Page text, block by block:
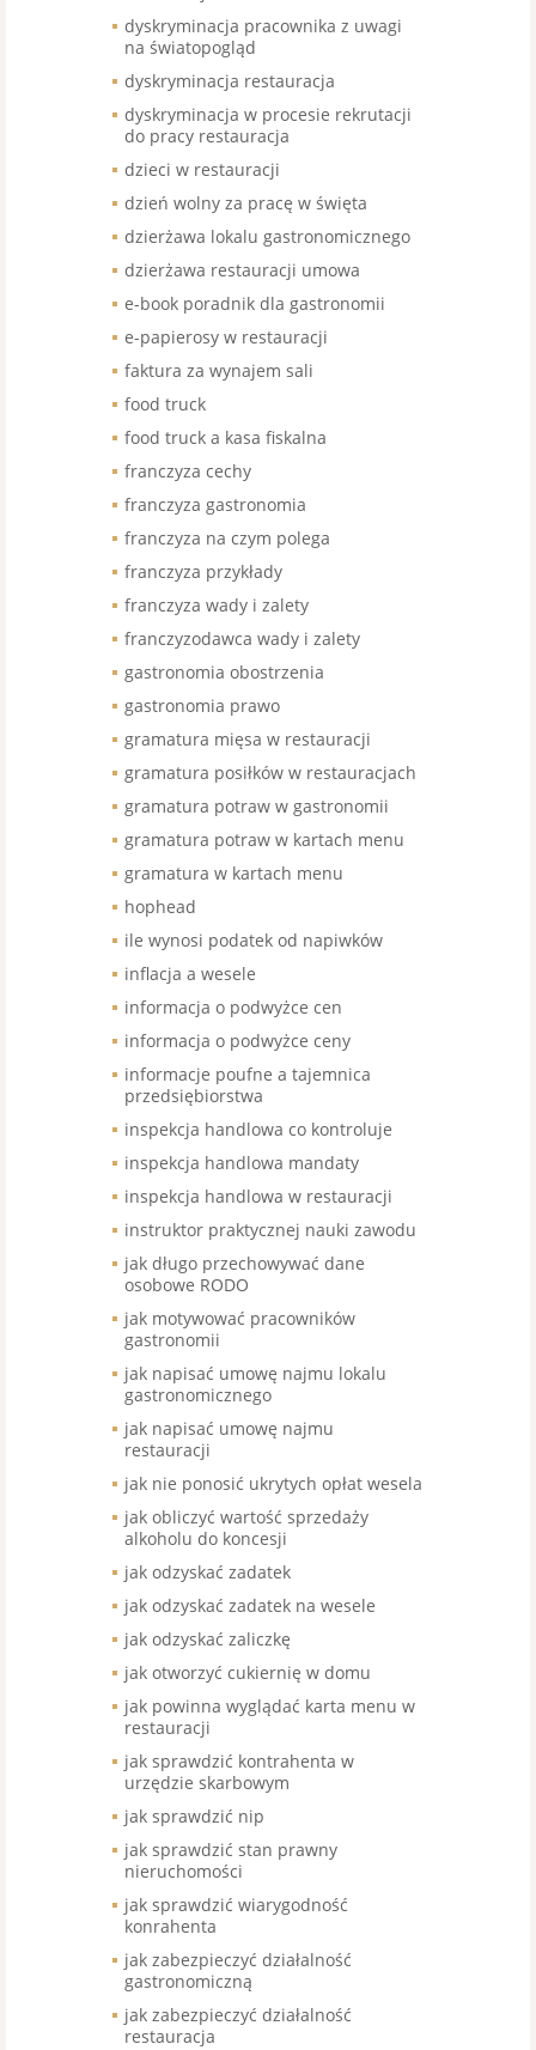
dyskryminacja pracownika z uwagi
na światopogląd
dyskryminacja restauracja
dyskryminacja w procesie rekrutacji
do pracy restauracja
dzieci w restauracji
dzień wolny za pracę w święta
dzierżawa lokalu gastronomicznego
dzierżawa restauracji umowa
e-book poradnik dla gastronomii
e-papierosy w restauracji
faktura za wynajem sali
food truck
food truck a kasa fiskalna
franczyza cechy
franczyza gastronomia
franczyza na czym polega
franczyza przykłady
franczyza wady i zalety
franczyzodawca wady i zalety
gastronomia obostrzenia
gastronomia prawo
gramatura mięsa w restauracji
gramatura posiłków w restauracjach
gramatura potraw w gastronomii
gramatura potraw w kartach menu
gramatura w kartach menu
hophead
ile wynosi podatek od napiwków
inflacja a wesele
informacja o podwyżce cen
informacja o podwyżce ceny
informacje poufne a tajemnica
przedsiębiorstwa
inspekcja handlowa co kontroluje
inspekcja handlowa mandaty
inspekcja handlowa w restauracji
instruktor praktycznej nauki zawodu
jak długo przechowywać dane
osobowe RODO
jak motywować pracowników
gastronomii
jak napisać umowę najmu lokalu
gastronomicznego
jak napisać umowę najmu
restauracji
jak nie ponosić ukrytych opłat wesela
jak obliczyć wartość sprzedaży
alkoholu do koncesji
jak odzyskać zadatek
jak odzyskać zadatek na wesele
jak odzyskać zaliczkę
jak otworzyć cukiernię w domu
jak powinna wyglądać karta menu w
restauracji
jak sprawdzić kontrahenta w
urzędzie skarbowym
jak sprawdzić nip
jak sprawdzić stan prawny
nieruchomości
jak sprawdzić wiarygodność
konrahenta
jak zabezpieczyć działalność
gastronomiczną
jak zabezpieczyć działalność
restauracja